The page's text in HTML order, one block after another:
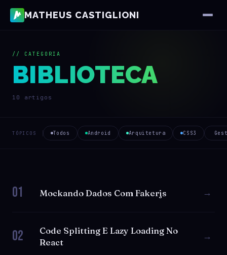
MATHEUS CASTIGLIONI
// CATEGORIA
BIBLIOTECA
10 artigos
TÓPICOS Todos Android Arquitetura CSS3
01 Mockando Dados Com Fakerjs →
02
Code Splitting E Lazy Loading No
React
→